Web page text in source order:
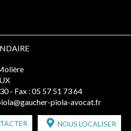
- Fax : 05 57 51 73 64
piola-avocat.fr
NOUS LOCALISER